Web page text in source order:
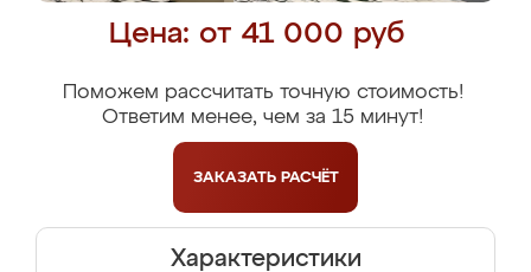
Цена: от 41 000 руб
Поможем рассчитать точную стоимость!
Ответим менее, чем за 15 минут!
ЗАКАЗАТЬ РАСЧЁТ
Характеристики